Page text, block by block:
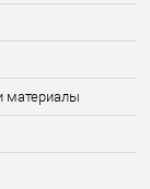
материалы